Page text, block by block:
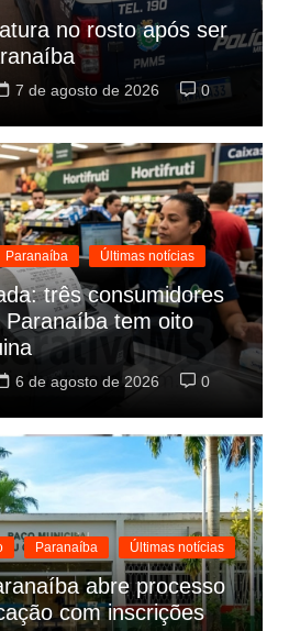
no rosto após ser
7 de agosto de 2026 0
Paranaíba Últimas notícias
três consumidores
tem oito
6 de agosto de 2026 0
Paranaíba Últimas notícias
abre processo
com inscrições